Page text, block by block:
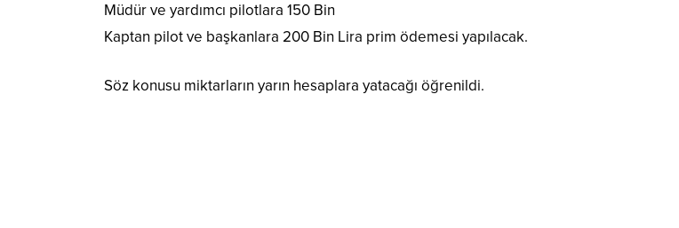
Müdür ve yardımcı pilotlara 150 Bin
Kaptan pilot ve başkanlara 200 Bin Lira prim ödemesi yapılacak.
Söz konusu miktarların yarın hesaplara yatacağı öğrenildi.